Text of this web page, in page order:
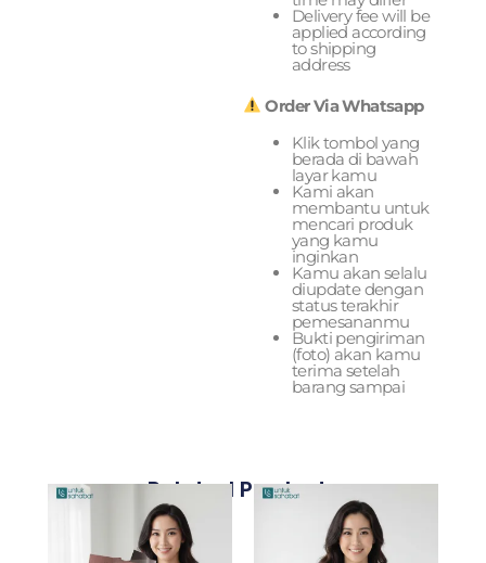
Delivery fee will be
applied according
to shipping
address
Order Via Whatsapp
Klik tombol yang
berada di bawah
layar kamu
Kami akan
membantu untuk
mencari produk
yang kamu
inginkan
Kamu akan selalu
diupdate dengan
status terakhir
pemesananmu
Bukti pengiriman
(foto) akan kamu
terima setelah
barang sampai
Related Products